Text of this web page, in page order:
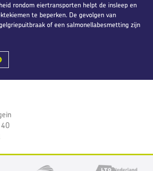
rondom eiertransporten helpt de insleep en
te beperken. De gevolgen van
of een salmonellabesmetting zijn